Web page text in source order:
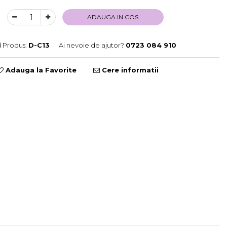
ADAUGA IN COS
Produs: D-C13 Ai nevoie de ajutor? 0723 084 910
Adauga la Favorite Cere informatii